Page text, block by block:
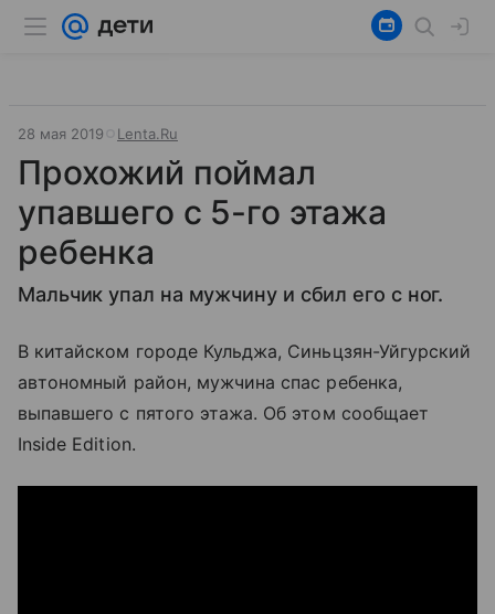
28 мая 2019 Lenta.Ru
Прохожий поймал
упавшего с 5-го этажа
ребенка
Мальчик упал на мужчину и сбил его с ног.
В китайском городе Кульджа, Синьцзян-Уйгурский
автономный район, мужчина спас ребенка,
выпавшего с пятого этажа. Об этом сообщает
Inside Edition.